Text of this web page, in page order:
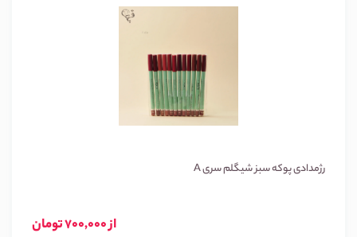
رژمدادی پوکه سبز شیگلم سری A
از 700,000 تومان